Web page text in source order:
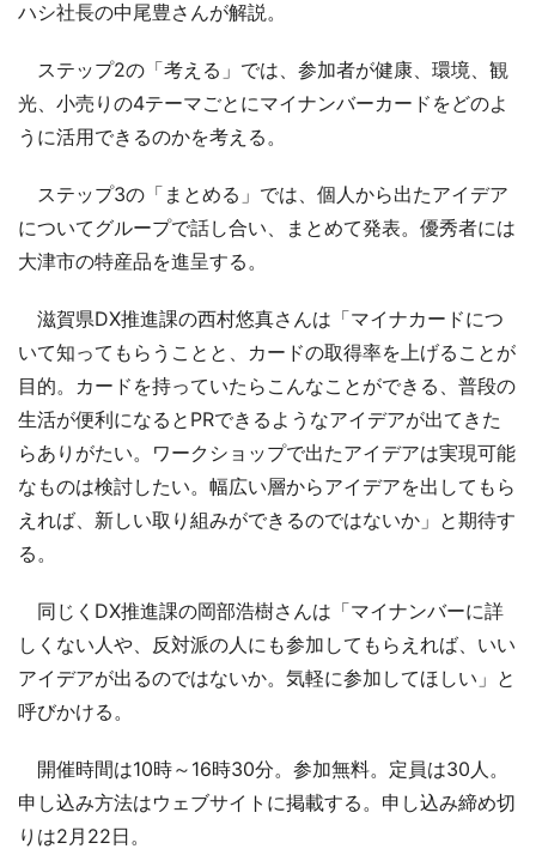
ハシ社長の中尾豊さんが解説。
ステップ2の「考える」では、参加者が健康、環境、観
光、小売りの4テーマごとにマイナンバーカードをどのよ
うに活用できるのかを考える。
ステップ3の「まとめる」では、個人から出たアイデア
についてグループで話し合い、まとめて発表。優秀者には
大津市の特産品を進呈する。
滋賀県DX推進課の西村悠真さんは「マイナカードにつ
いて知ってもらうことと、カードの取得率を上げることが
目的。カードを持っていたらこんなことができる、普段の
生活が便利になるとPRできるようなアイデアが出てきた
らありがたい。ワークショップで出たアイデアは実現可能
なものは検討したい。幅広い層からアイデアを出してもら
えれば、新しい取り組みができるのではないか」と期待す
る。
同じくDX推進課の岡部浩樹さんは「マイナンバーに詳
しくない人や、反対派の人にも参加してもらえれば、いい
アイデアが出るのではないか。気軽に参加してほしい」と
呼びかける。
開催時間は10時～16時30分。参加無料。定員は30人。
申し込み方法はウェブサイトに掲載する。申し込み締め切
りは2月22日。